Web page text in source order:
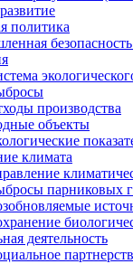
политика
безопасность
производства
объекты
климата
парниковых
деятельность